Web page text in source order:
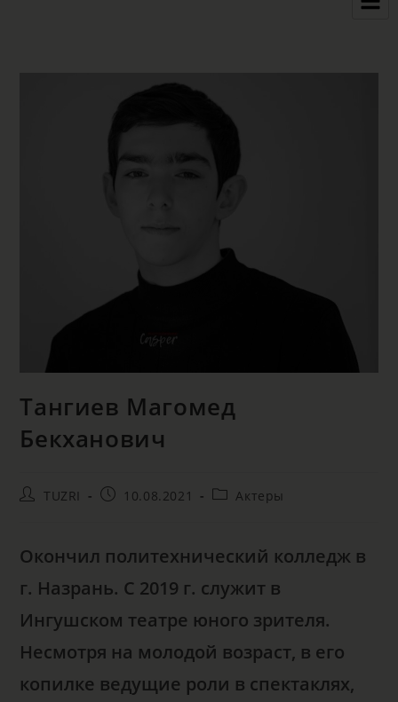
Тангиев Магомед
Бекханович
TUZRI 10.08.2021 Актеры
Окончил политехнический колледж в
г. Назрань. С 2019 г. служит в
Ингушском театре юного зрителя.
Несмотря на молодой возраст, в его
копилке ведущие роли в спектаклях,